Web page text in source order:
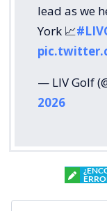
lead as we
York 📈
— LIV Golf
2026